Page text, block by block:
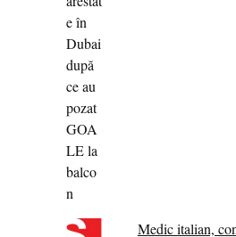
Medic italian,